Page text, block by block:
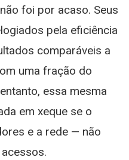
não paga as
em DIA?
foi por acaso. Seus
pela eficiência
comparáveis a
uma fração do
essa mesma
em xeque se o
e a rede — não